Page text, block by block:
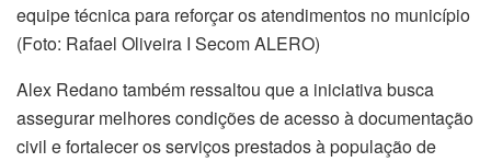
equipe técnica para reforçar os atendimentos no município
(Foto: Rafael Oliveira I Secom ALERO)
Alex Redano também ressaltou que a iniciativa busca
assegurar melhores condições de acesso à documentação
civil e fortalecer os serviços prestados à população de